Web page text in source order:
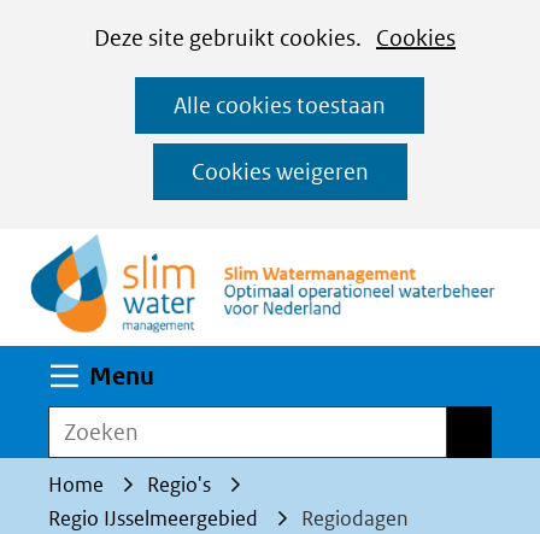
CookiesDeze site gebruikt cookies. Cookies
op
deze
website
worden
toegestaan
of
geweigerd.
Alle cookies toestaan
Cookies weigeren
Ga
naar
de
inhoud
Menu
Zoeken
Home
Regio's
Regio IJsselmeergebied
Regiodagen